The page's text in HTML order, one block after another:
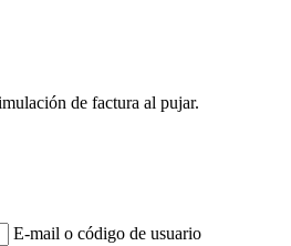
de factura al pujar.
E-mail o código de usuario